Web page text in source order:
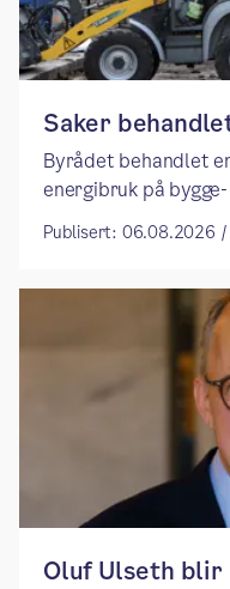
Saker
Byrådet behandlet
energibruk på
Publisert: 06.08.2026 /
​​Oluf Ulseth blir